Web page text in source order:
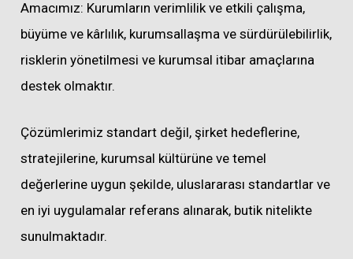
Amacımız: Kurumların verimlilik ve etkili çalışma,
büyüme ve kârlılık, kurumsallaşma ve sürdürülebilirlik,
risklerin yönetilmesi ve kurumsal itibar amaçlarına
destek olmaktır.
Çözümlerimiz standart değil, şirket hedeflerine,
stratejilerine, kurumsal kültürüne ve temel
değerlerine uygun şekilde, uluslararası standartlar ve
en iyi uygulamalar referans alınarak, butik nitelikte
sunulmaktadır.